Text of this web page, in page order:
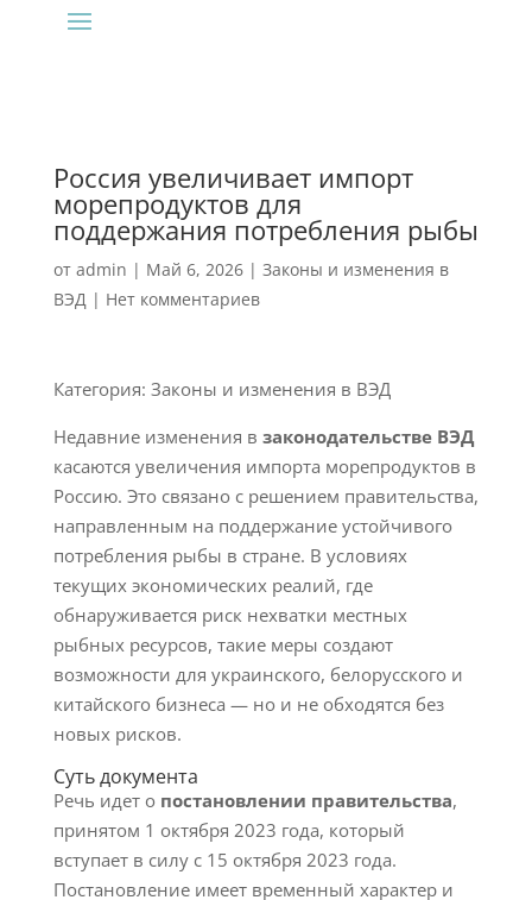
Россия увеличивает импорт
морепродуктов для
поддержания потребления рыбы
от admin | Май 6, 2026| Законы и изменения в
ВЭД| Нет комментариев
Категория: Законы и изменения в ВЭД
Недавние изменения в законодательстве ВЭД
касаются увеличения импорта морепродуктов в
Россию. Это связано с решением правительства,
направленным на поддержание устойчивого
потребления рыбы в стране. В условиях
текущих экономических реалий, где
обнаруживается риск нехватки местных
рыбных ресурсов, такие меры создают
возможности для украинского, белорусского и
китайского бизнеса — но и не обходятся без
новых рисков.
Суть документа
Речь идет о постановлении правительства,
принятом 1 октября 2023 года, который
вступает в силу с 15 октября 2023 года.
Постановление имеет временный характер и